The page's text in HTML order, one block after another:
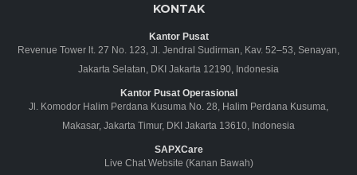
KONTAK
Kantor Pusat
Revenue Tower lt. 27 No. 123, Jl. Jendral Sudirman, Kav. 52–53, Senayan,
Jakarta Selatan, DKI Jakarta 12190, Indonesia
Kantor Pusat Operasional
Jl. Komodor Halim Perdana Kusuma No. 28, Halim Perdana Kusuma,
Makasar, Jakarta Timur, DKI Jakarta 13610, Indonesia
SAPXCare
Live Chat Website (Kanan Bawah)